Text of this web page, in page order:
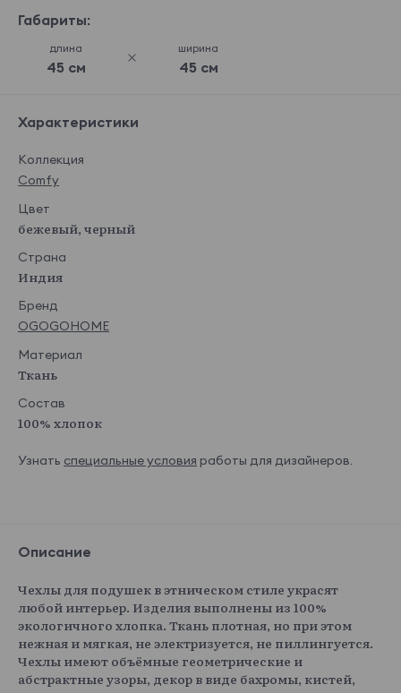
Габариты:
длина
45 см
ширина
45 см
Характеристики
Коллекция
Comfy
Цвет
бежевый, черный
Страна
Индия
Бренд
OGOGOHOME
Материал
Ткань
Состав
100% хлопок
Узнать специальные условия работы для дизайнеров.
Описание
Чехлы для подушек в этническом стиле украсят
любой интерьер. Изделия выполнены из 100%
экологичного хлопка. Ткань плотная, но при этом
нежная и мягкая, не электризуется, не пиллингуется.
Чехлы имеют объёмные геометрические и
абстрактные узоры, декор в виде бахромы, кистей,